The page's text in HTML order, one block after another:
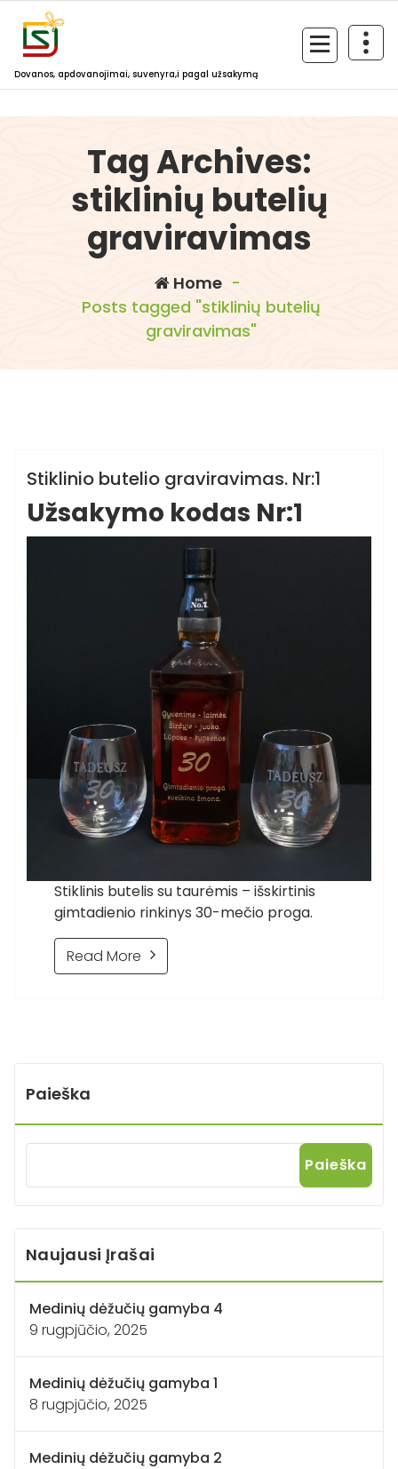
content
Dovanos, apdovanojimai, suvenyra,i pagal užsakymą
Tag Archives:
stiklinių butelių
graviravimas
Home -
Posts tagged "stiklinių butelių
graviravimas"
Butelių graviravimo paslauga
graviravimas
graviravimas,graviruotos
dovanos
individualus
,
Stiklinio butelio graviravimas. Nr:1
Užsakymo kodas Nr:1
Stiklinis butelis su taurėmis – išskirtinis
gimtadienio rinkinys 30-mečio proga.
Read More
Paieška
Paieška
Naujausi Įrašai
Medinių dėžučių gamyba 4
9 rugpjūčio, 2025
Medinių dėžučių gamyba 1
8 rugpjūčio, 2025
Medinių dėžučių gamyba 2